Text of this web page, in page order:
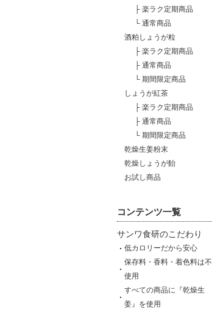
├ 楽ラク定期商品
└ 通常商品
酒粕しょうが粒
├ 楽ラク定期商品
├ 通常商品
└ 期間限定商品
しょうが紅茶
├ 楽ラク定期商品
├ 通常商品
└ 期間限定商品
乾燥生姜粉末
乾燥しょうが飴
お試し商品
コンテンツ一覧
サンワ食研のこだわり
低カロリーだから安心
保存料・香料・着色料は不
使用
すべての商品に『乾燥生
姜』を使用